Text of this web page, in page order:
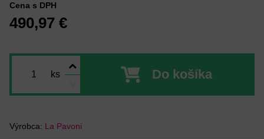
Cena s DPH
490,97 €
ks Do košíka
Výrobca: La Pavoni